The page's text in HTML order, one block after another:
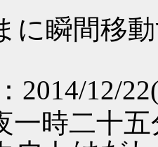
に瞬間移
2014/12/
一時二十